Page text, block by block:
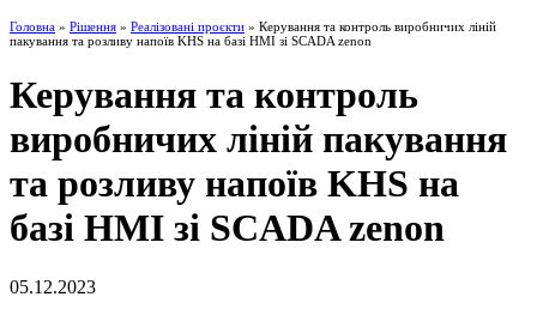
Головна » Рішення » Реалізовані проєкти » Керування та контроль виробничих ліній
пакування та розливу напоїв KHS на базі HMI зі SCADA zenon
Керування та контроль
виробничих ліній пакування
та розливу напоїв KHS на
базі HMI зі SCADA zenon
05.12.2023